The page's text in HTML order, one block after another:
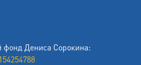
фонд Дениса Сорокина: